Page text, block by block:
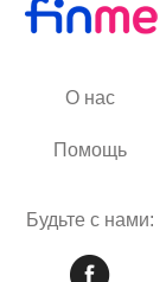
О нас
Помощь
Будьте с нами: